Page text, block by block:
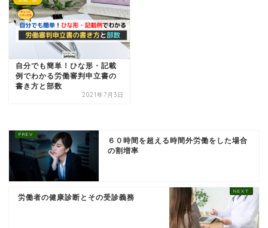
自分でも簡単！ひな形・記載
例でわかる労働審判申立書の
書き方と部数
2021年7月3日
６０時間を超える時間外労働をした場合
の割増率
労働者の健康診断とその受診義務